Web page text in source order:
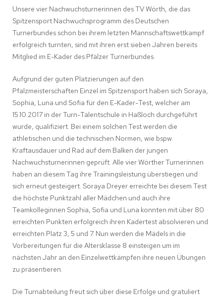
Unsere vier Nachwuchsturnerinnen des TV Wörth, die das
Spitzensport Nachwuchsprogramm des Deutschen
Turnerbundes schon bei ihrem letzten Mannschaftswettkampf
erfolgreich turnten, sind mit ihren erst sieben Jahren bereits
Mitglied im E-Kader des Pfälzer Turnerbundes.
Aufgrund der guten Platzierungen auf den
Pfalzmeisterschaften Einzel im Spitzensport haben sich Soraya,
Sophia, Luna und Sofia für den E-Kader-Test, welcher am
15.10.2017 in der Turn-Talentschule in Haßloch durchgeführt
wurde, qualifiziert. Bei einem solchen Test werden die
athletischen und die technischen Normen, wie bspw.
Kraftausdauer und Rad auf dem Balken der jungen
Nachwuchsturnerinnen geprüft. Alle vier Wörther Turnerinnen
haben an diesem Tag ihre Trainingsleistung überstiegen und
sich erneut gesteigert. Soraya Dreyer erreichte bei diesem Test
die höchste Punktzahl aller Mädchen und auch ihre
Teamkolleginnen Sophia, Sofia und Luna konnten mit über 80
erreichten Punkten erfolgreich ihren Kadertest absolvieren und
erreichten Platz 3, 5 und 7. Nun werden die Mädels in die
Vorbereitungen für die Altersklasse 8 einsteigen um im
nächsten Jahr an den Einzelwettkämpfen ihre neuen Übungen
zu präsentieren.
Die Turnabteilung freut sich über diese Erfolge und gratuliert